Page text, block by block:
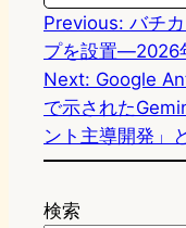
Previous: バチ
プを設置―2026
Next: Google
で示された
ント主導開発」
検索